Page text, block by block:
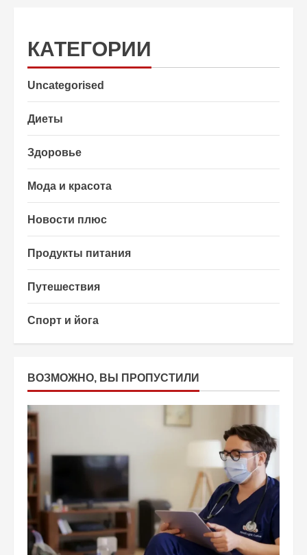
КАТЕГОРИИ
Uncategorised
Диеты
Здоровье
Мода и красота
Новости плюс
Продукты питания
Путешествия
Спорт и йога
ВОЗМОЖНО, ВЫ ПРОПУСТИЛИ